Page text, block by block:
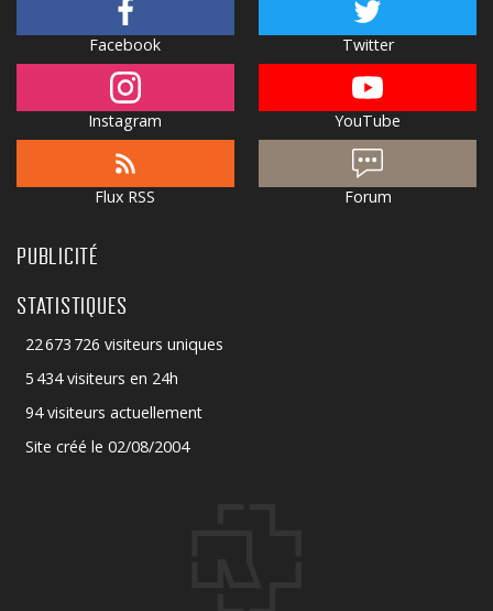
Facebook Twitter
Instagram YouTube
Flux RSS Forum
PUBLICITÉ
STATISTIQUES
22 673 726 visiteurs uniques
5 434 visiteurs en 24h
94 visiteurs actuellement
Site créé le 02/08/2004